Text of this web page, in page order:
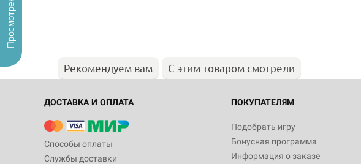
Рекомендуем вам С этим товаром смотрели
ДОСТАВКА И ОПЛАТА
Способы оплаты
Службы доставки
ПОКУПАТЕЛЯМ
Подобрать игру
Бонусная программа
Информация о заказе
Просмотренные